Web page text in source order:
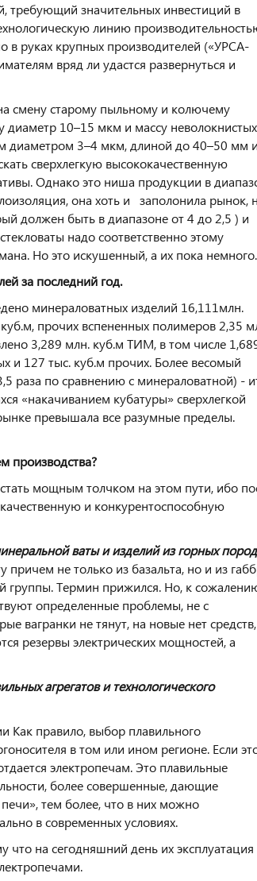
требующий значительных инвестиций в
линию
в руках крупных производителей («УРСА-
вряд ли удастся развернуться и
смену старому пыльному и колючему
10–15 мкм и массу неволокнистых
диаметром 3–4 мкм, длиной до 40–50 мм и
сверхлегкую высококачественную
Однако это ниша продукции в
она хоть и заполонила рынок,
должен быть в диапазоне от 4 до 2,5 ) и
надо соответственно этому
Но это искушенный, а их пока немного.
за последний год.
минераловатных изделий 16,111млн.
прочих вспененных полимеров 2,35
3,289 млн. куб.м ТИМ, в том числе
и 127 тыс. куб.м прочих. Более весомый
раза по сравнению с минераловатной) -
«накачиванием кубатуры» сверхлегкой
превышала все разумные пределы.
производства?
мощным толчком на этом пути, ибо
и конкурентоспособную
ваты и изделий из горных пород
причем не только из базальта, но и из
группы. Термин прижился. Но, к
определенные проблемы, не с
вагранки не тянут, на новые нет
резервы электрических мощностей, а
агрегатов и технологического
Как правило, выбор плавильного
в том или ином регионе. Если
электропечам. Это плавильные
более совершенные, дающие
тем более, что в них можно
в современных условиях.
что на сегодняшний день их эксплуатация